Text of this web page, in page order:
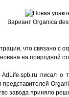
Вариант Organica
что связано
на природной
писал о
завода приняло